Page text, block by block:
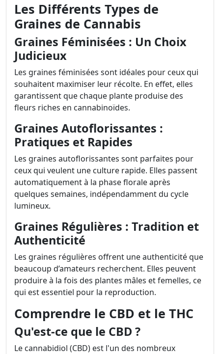
Les Différents Types de
Graines de Cannabis
Graines Féminisées : Un Choix
Judicieux
Les graines féminisées sont idéales pour ceux qui
souhaitent maximiser leur récolte. En effet, elles
garantissent que chaque plante produise des
fleurs riches en cannabinoïdes.
Graines Autoflorissantes :
Pratiques et Rapides
Les graines autoflorissantes sont parfaites pour
ceux qui veulent une culture rapide. Elles passent
automatiquement à la phase florale après
quelques semaines, indépendamment du cycle
lumineux.
Graines Régulières : Tradition et
Authenticité
Les graines régulières offrent une authenticité que
beaucoup d’amateurs recherchent. Elles peuvent
produire à la fois des plantes mâles et femelles, ce
qui est essentiel pour la reproduction.
Comprendre le CBD et le THC
Qu'est-ce que le CBD ?
Le cannabidiol (CBD) est l'un des nombreux